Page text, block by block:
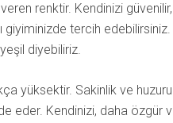
renktir. Kendinizi
giyiminizde tercih edebilirsiniz.
diyebiliriz.
yüksektir. Sakinlik ve
eder. Kendinizi, daha